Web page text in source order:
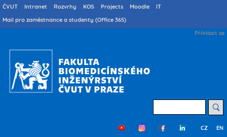
Přejít
k
hlavnímu
Druhé
menu
ČVUT Intranet Rozvrhy KOS Projects Moodle
IT
Mail pro zaměstnance a studenty (Office 365)
User
Přihlásit se
Třetí
CZ EN